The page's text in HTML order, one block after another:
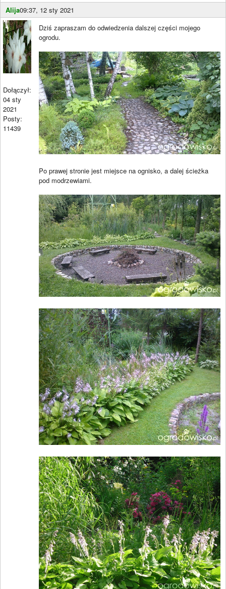
Alija09:37, 12 sty 2021
Dołączył:
04 sty
2021
Posty:
11439
Dziś zapraszam do odwiedzenia dalszej części mojego
ogrodu.
Po prawej stronie jest miejsce na ognisko, a dalej ścieżka
pod modrzewiami.